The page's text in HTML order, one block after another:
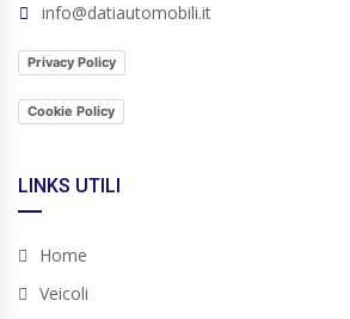
info@datiautomobili.it
Privacy Policy
Cookie Policy
LINKS UTILI
Home
Veicoli